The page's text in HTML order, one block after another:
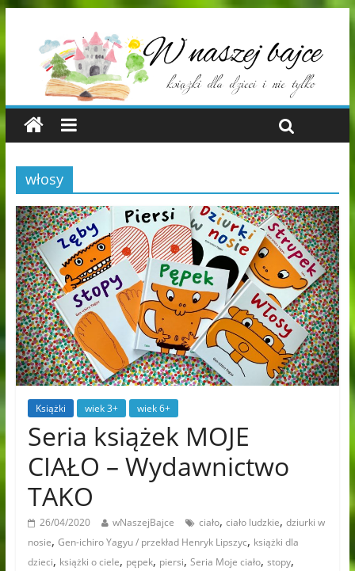
włosy
Książki wiek 3+ wiek 6+
Seria książek MOJE
CIAŁO – Wydawnictwo
TAKO
26/04/2020 wNaszejBajce ciało, ciało ludzkie, dziurki w
nosie, Gen-ichiro Yagyu / przekład Henryk Lipszyc, książki dla
dzieci, książki o ciele, pępek, piersi, Seria Moje ciało, stopy,